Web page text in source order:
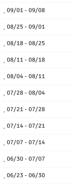
09/01 - 09/08
08/25 - 09/01
08/18 - 08/25
08/11 - 08/18
08/04 - 08/11
07/28 - 08/04
07/21 - 07/28
07/14 - 07/21
07/07 - 07/14
06/30 - 07/07
06/23 - 06/30